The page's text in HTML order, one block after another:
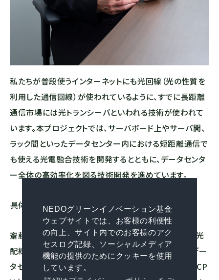
NEDOグリーンイノベーション基金
ウェブサイトでは、お客様の利便性
の向上、サイト内でのお客様のアク
セスログ記録、ソーシャルメディア
機能の提供のためにクッキーを使用
しています。
私たちが普段使うインターネットにも光回線（光の性質を
利用した通信回線）が使われているように、すでに長距離
通信市場には光トランシーバといわれる技術が使われて
います。本プロジェクトでは、サーバボード上やサーバ間、
ラック間といったデータセンター内における短距離通信で
も使える光電融合技術を開発するとともに、データセンタ
ー全体の高効率化を図る技術開発を進めています。
――具体的にはどのような技術が関わるのですか
齋藤氏：まず、ネットワークから端末、チップに至るまで光
配線化に対応できるデバイス開発の潮流があります。デー
タセンターのサーバを構成する要素デバイス、たとえばCP